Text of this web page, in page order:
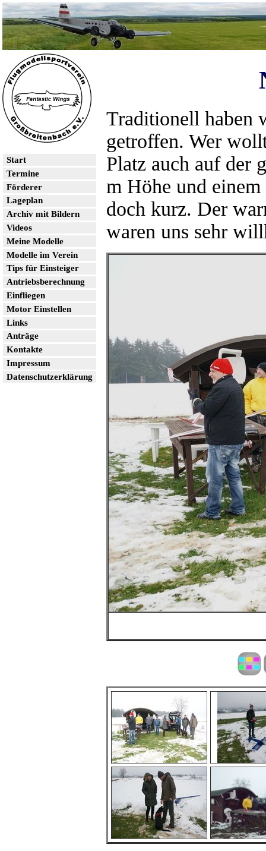
Start
Termine
Förderer
Lageplan
Archiv mit Bildern
Videos
Meine Modelle
Modelle im Verein
Tips für Einsteiger
Antriebsberechnung
Einfliegen
Motor Einstellen
Links
Anträge
Kontakte
Impressum
Datenschutzerklärung
Traditionell haben
getroffen. Wer
Platz auch auf der
m Höhe und
doch kurz. Der
waren uns sehr